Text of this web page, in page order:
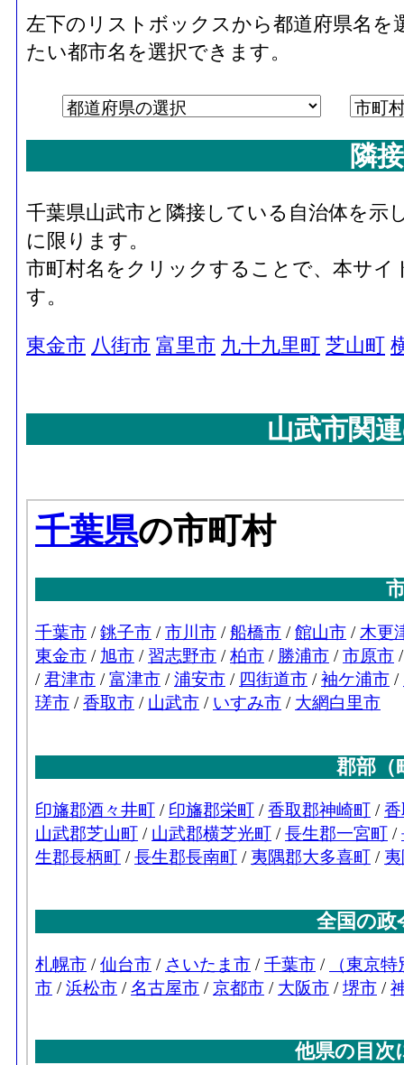
左下のリストボックスから都道府県名
たい都市名を選択できます。
隣
千葉県山武市と隣接している自治体を示
に限ります。
市町村名をクリックすることで、本サ
す。
東金市 八街市 富里市 九十九里町 芝山町
山武市関